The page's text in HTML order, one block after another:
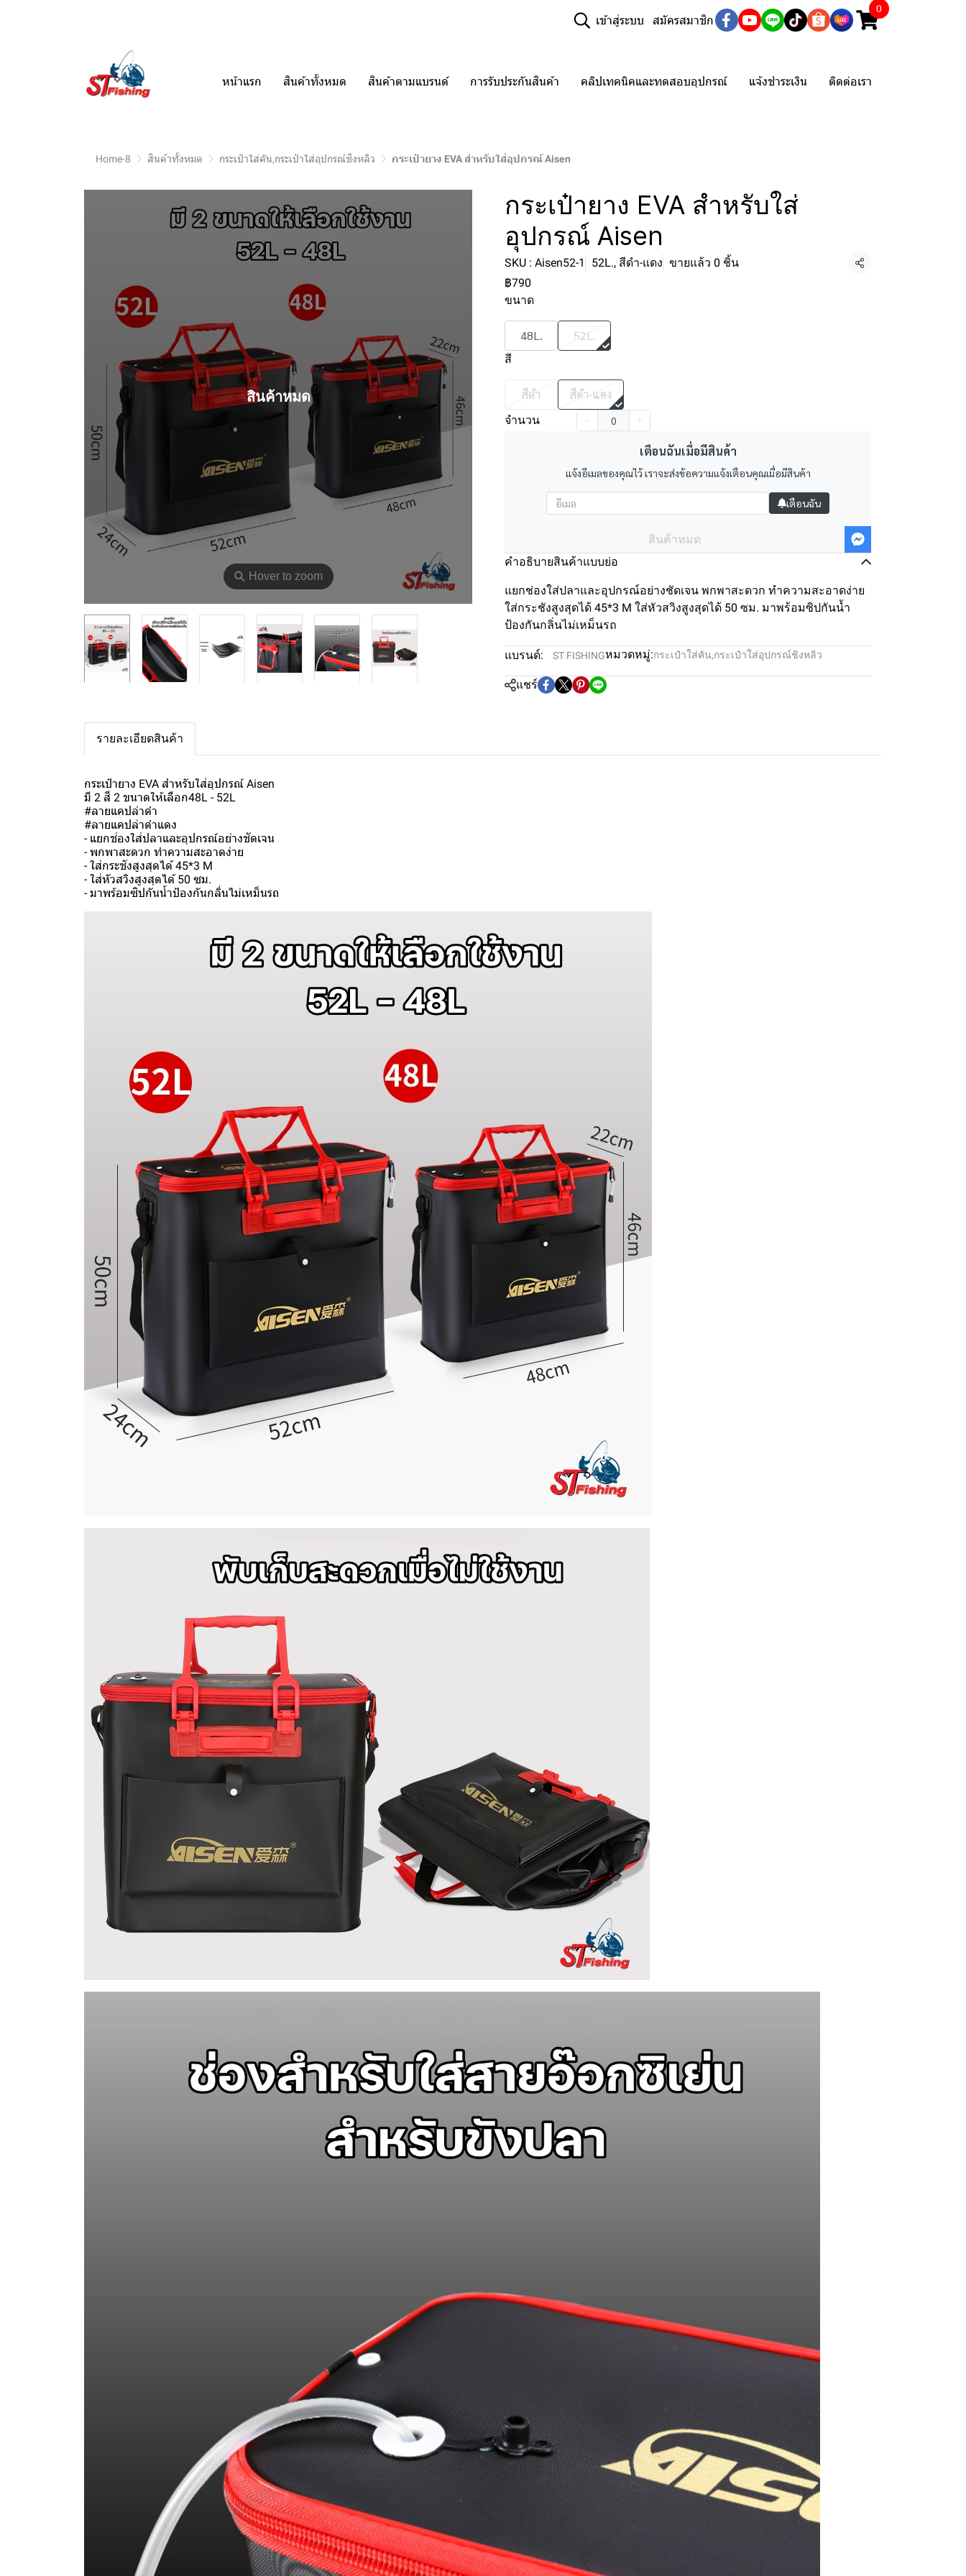
เข้าสู่ระบบ สมัครสมาชิก
0
หน้าแรก สินค้าทั้งหมด สินค้าตามแบรนด์ การรับประกันสินค้า คลิปเทคนิคและทดสอบอุปกรณ์ แจ้งชำระเงิน ติดต่อเรา
Home-8 สินค้าทั้งหมด กระเป๋าใส่คัน,กระเป๋าใส่อุปกรณ์ชิงหลิว กระเป๋ายาง EVA สำหรับใส่อุปกรณ์ Aisen
⚲ Hover to zoom
สินค้าหมด
กระเป๋ายาง EVA สำหรับใส่
อุปกรณ์ Aisen
SKU : Aisen52-1 52L., สีดำ-แดง ขายแล้ว 0 ชิ้น แชร์
฿790
ขนาด
48L. 52L.
สี
สีดำ สีดำ-แดง
จำนวน
เตือนฉันเมื่อมีสินค้า
แจ้งอีเมลของคุณไว้ เราจะส่งข้อความแจ้งเตือนคุณเมื่อมีสินค้า
เตือนฉัน
สินค้าหมด
คำอธิบายสินค้าแบบย่อ
แยกช่องใส่ปลาและอุปกรณ์อย่างชัดเจน พกพาสะดวก ทำความสะอาดง่าย
ใส่กระชังสูงสุดได้ 45*3 M ใส่หัวสวิงสูงสุดได้ 50 ซม. มาพร้อมซิปกันน้ำ
ป้องกันกลิ่นไม่เหม็นรถ
แบรนด์: ST FISHINGหมวดหมู่:กระเป๋าใส่คัน,กระเป๋าใส่อุปกรณ์ชิงหลิว
แชร์
รายละเอียดสินค้า
กระเป๋ายาง EVA สำหรับใส่อุปกรณ์ Aisen
มี 2 สี 2 ขนาดให้เลือก48L - 52L
#ลายแคปล่าดำ
#ลายแคปล่าดำแดง
- แยกช่องใส่ปลาและอุปกรณ์อย่างชัดเจน
- พกพาสะดวก ทำความสะอาดง่าย
- ใส่กระชังสูงสุดได้ 45*3 M
- ใส่หัวสวิงสูงสุดได้ 50 ซม.
- มาพร้อมซิปกันน้ำป้องกันกลิ่นไม่เหม็นรถ